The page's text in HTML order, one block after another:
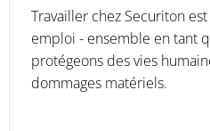
Travailler chez Securiton
emploi - ensemble en tant
protégeons des vies
dommages matériels.